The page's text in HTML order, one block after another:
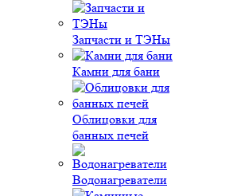
Запчасти и ТЭНы
Камни для бани
Облицовки для
банных печей
Водонагреватели